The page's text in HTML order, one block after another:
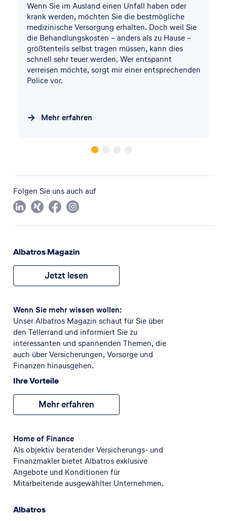
Wenn Sie im Ausland einen Unfall haben oder
krank werden, möchten Sie die bestmögliche
medizinische Versorgung erhalten. Doch weil Sie
die Behandlungskosten – anders als zu Hause –
größtenteils selbst tragen müssen, kann dies
schnell sehr teuer werden. Wer entspannt
verreisen möchte, sorgt mir einer entsprechenden
Police vor.
Mehr erfahren
Folgen Sie uns auch auf
Albatros Magazin
Jetzt lesen
Wenn Sie mehr wissen wollen:
Unser Albatros Magazin schaut für Sie über
den Tellerrand und informiert Sie zu
interessanten und spannenden Themen, die
auch über Versicherungen, Vorsorge und
Finanzen hinausgehen.
Ihre Vorteile
Mehr erfahren
Home of Finance
Als objektiv beratender Versicherungs- und
Finanzmakler bietet Albatros exklusive
Angebote und Konditionen für
Mitarbeitende ausgewählter Unternehmen.
Albatros